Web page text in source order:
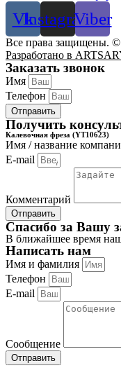
VkInstagramViber
Все права защищены.
Разработано в
Заказать звонок
Имя
Телефон
Отправить
Получить
Калевочная фреза (YT10623)
Имя / название
E-mail
Комментарий
Отправить
Спасибо за Вашу
В ближайшее время
Написать нам
Имя и фамилия
Телефон
E-mail
Сообщение
Отправить